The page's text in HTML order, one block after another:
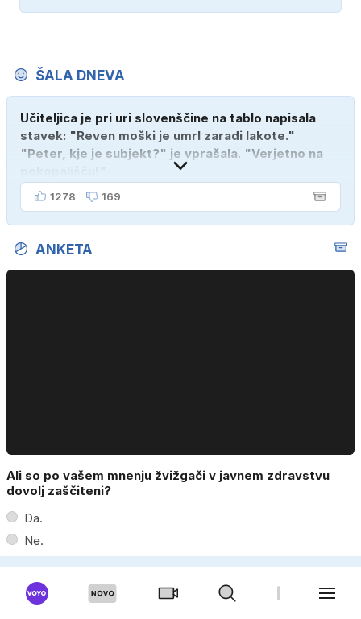
ŠALA DNEVA
Učiteljica je pri uri slovenščine na tablo napisala
stavek: "Reven moški je umrl zaradi lakote."
"Peter, kje je subjekt?" je vprašala. "Verjetno na
1278 169
ANKETA
Ali so po vašem mnenju žvižgači v javnem zdravstvu
dovolj zaščiteni?
Da.
Ne.
Ne vem.